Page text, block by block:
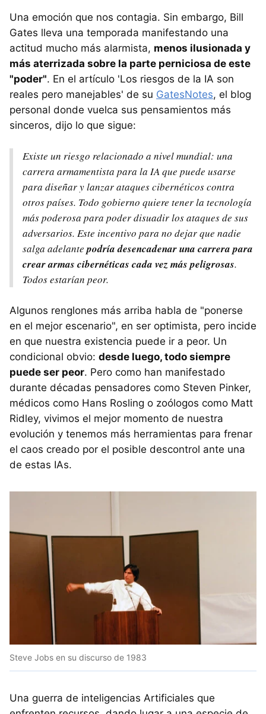
Una emoción que nos contagia. Sin embargo, Bill
Gates lleva una temporada manifestando una
actitud mucho más alarmista, menos ilusionada y
más aterrizada sobre la parte perniciosa de este
"poder". En el artículo 'Los riesgos de la IA son
reales pero manejables' de su GatesNotes, el blog
personal donde vuelca sus pensamientos más
sinceros, dijo lo que sigue:
Existe un riesgo relacionado a nivel mundial: una
carrera armamentista para la IA que puede usarse
para diseñar y lanzar ataques cibernéticos contra
otros países. Todo gobierno quiere tener la tecnología
más poderosa para poder disuadir los ataques de sus
adversarios. Este incentivo para no dejar que nadie
salga adelantepodría desencadenar una carrera para
crear armas cibernéticas cada vez más peligrosas.
Todos estarían peor.
Algunos renglones más arriba habla de "ponerse
en el mejor escenario", en ser optimista, pero incide
en que nuestra existencia puede ir a peor. Un
condicional obvio: desde luego, todo siempre
puede ser peor. Pero como han manifestado
durante décadas pensadores como Steven Pinker,
médicos como Hans Rosling o zoólogos como Matt
Ridley, vivimos el mejor momento de nuestra
evolución y tenemos más herramientas para frenar
el caos creado por el posible descontrol ante una
de estas IAs.
Steve Jobs en su discurso de 1983
Una guerra de inteligencias Artificiales que